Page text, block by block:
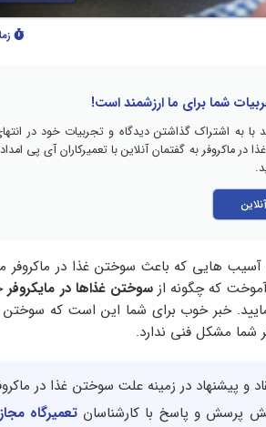
شما برای ما ارزشمند است!
با به اشتراک گذاشتن دیدگاه و تجربیات خود در
ماکروفر به گفتمان آنلاین با تعمیرکاران آی پی
آسیب هایی که باعث سوختن غذا در
آموخت که چگونه ازسوختن غذاها در مایکروفر
خبر خوب برای شما این است که سوختن
شما مشکل فنی ندارد.
و پیشنهاد در زمینه علت سوختن غذا در
پرسش و پاسخ با کارشناسانتعمیرگاه